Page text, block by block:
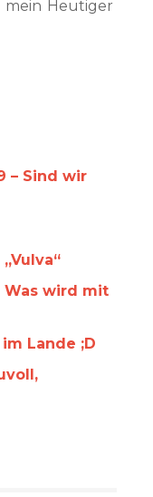
mein Heutiger
– Sind wir
Was wird mit
Lande ;D